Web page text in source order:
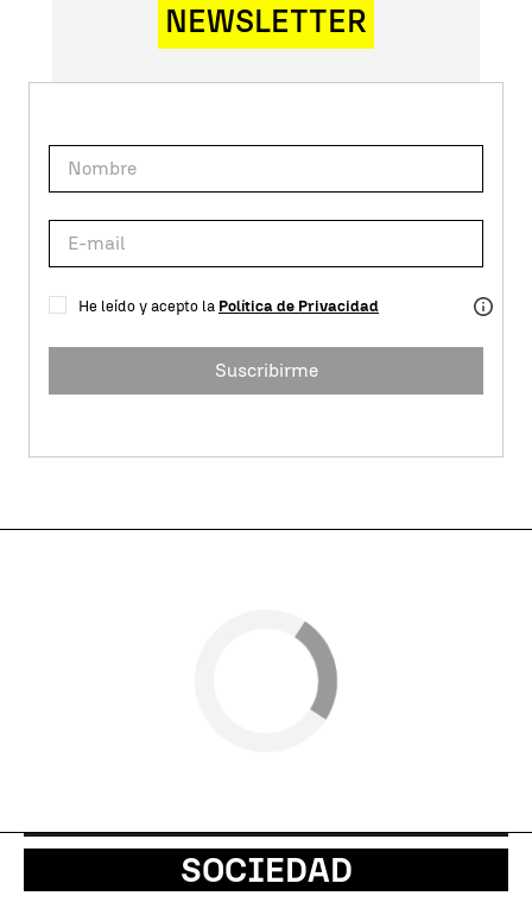
NEWSLETTER
He leído y acepto la Política de Privacidad
Suscribirme
SOCIEDAD